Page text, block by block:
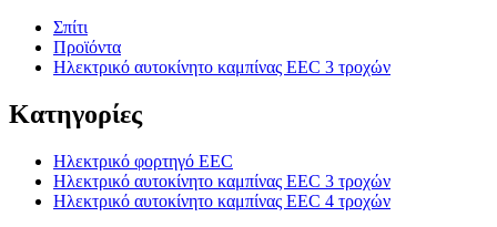
Σπίτι
Προϊόντα
Ηλεκτρικό αυτοκίνητο καμπίνας EEC 3 τροχών
Κατηγορίες
Ηλεκτρικό φορτηγό EEC
Ηλεκτρικό αυτοκίνητο καμπίνας EEC 3 τροχών
Ηλεκτρικό αυτοκίνητο καμπίνας EEC 4 τροχών